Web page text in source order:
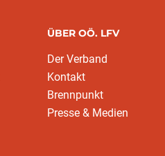
ÜBER OÖ. LFV
Der Verband
Kontakt
Brennpunkt
Presse & Medien